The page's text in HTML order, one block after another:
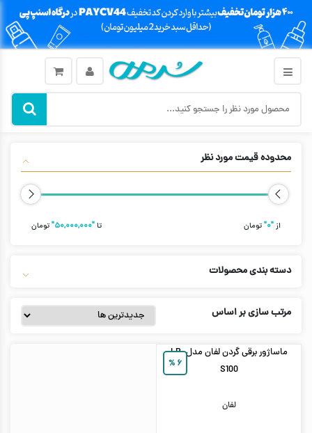
محدوده قیمت مورد نظر
از"۰" تومان تا"۵۰,۰۰۰,۰۰۰" تومان
دسته بندی محصولات
مرتب سازی بر اساس
۶ %
ماساژور برقی گردن لفان مدل LR-
S100
لفان